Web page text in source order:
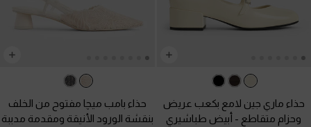
حذاء ماري جين لامع بكعب عريض
وحزام متقاطع - أبيض طباشيري
حذاء بامب ميچا مفتوح من الخلف
بنقشة الورود الأنيقة ومقدمة مدببة